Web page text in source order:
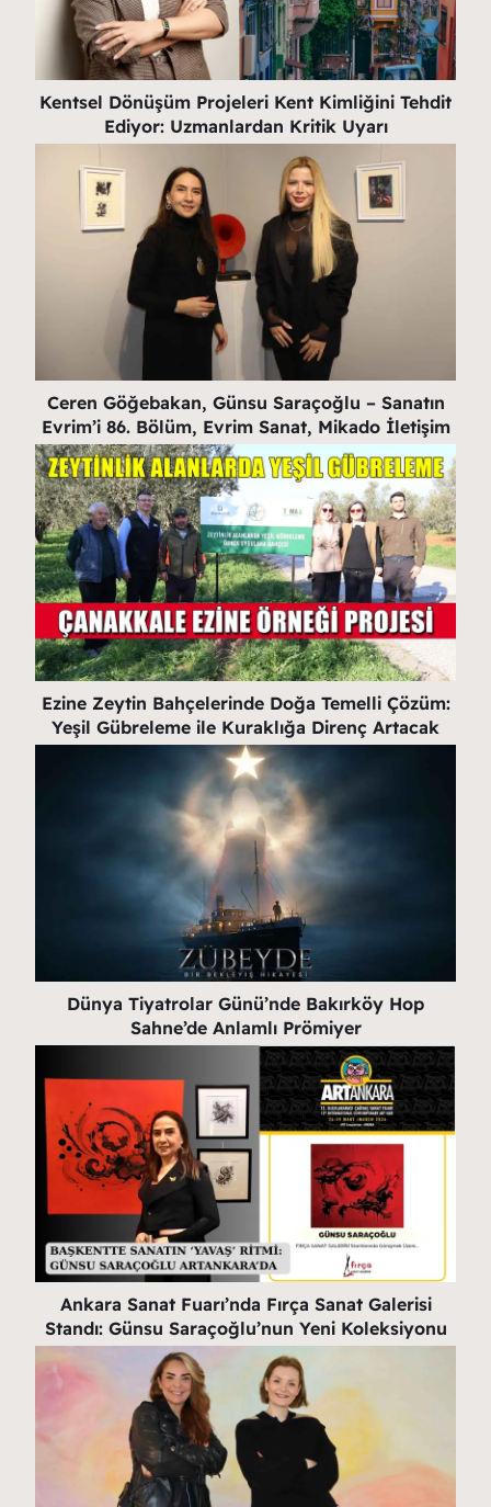
Kentsel Dönüşüm Projeleri Kent Kimliğini Tehdit
Ediyor: Uzmanlardan Kritik Uyarı
Ceren Göğebakan, Günsu Saraçoğlu – Sanatın
Evrim’i 86. Bölüm, Evrim Sanat, Mikado İletişim
Ezine Zeytin Bahçelerinde Doğa Temelli Çözüm:
Yeşil Gübreleme ile Kuraklığa Direnç Artacak
Dünya Tiyatrolar Günü’nde Bakırköy Hop
Sahne’de Anlamlı Prömiyer
Ankara Sanat Fuarı’nda Fırça Sanat Galerisi
Standı: Günsu Saraçoğlu’nun Yeni Koleksiyonu